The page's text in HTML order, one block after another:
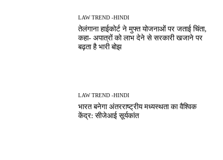
LAW TREND -HINDI
तेलंगाना हाईकोर्ट ने मुफ्त योजनाओं पर जताई चिंता,
कहा- अपात्रों को लाभ देने से सरकारी खजाने पर
बढ़ता है भारी बोझ
LAW TREND -HINDI
भारत बनेगा अंतरराष्ट्रीय मध्यस्थता का वैश्विक
केंद्र: सीजेआई सूर्यकांत